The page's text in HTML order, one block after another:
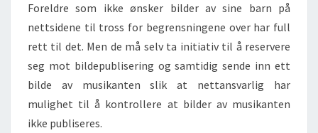
Foreldre som ikke ønsker bilder av sine barn på
nettsidene til tross for begrensningene over har full
rett til det. Men de må selv ta initiativ til å reservere
seg mot bildepublisering og samtidig sende inn ett
bilde av musikanten slik at nettansvarlig har
mulighet til å kontrollere at bilder av musikanten
ikke publiseres.